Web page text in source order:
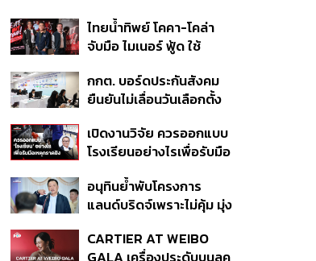
ก่อนกฎ EU บังคับปีหน้า
ไทยน้ำทิพย์ โคคา-โคล่า
จับมือ ไมเนอร์ ฟู้ด ใช้
พัน Music Marketing ใน
ปีที่ธุรกิจร้านอาหารโต
กกต. บอร์ดประกันสังคม
ยืนยันไม่เลื่อนวันเลือกตั้ง
ตามคำสั่งทุเลาของศาล
เปิดงานวิจัย ควรออกแบบ
โรงเรียนอย่างไรเพื่อรับมือ
อนุทินย้ำพับโครงการ
แลนด์บริดจ์เพราะไม่คุ้ม มุ่ง
รองรับอ่าวไทย-อันดามัน
CARTIER AT WEIBO